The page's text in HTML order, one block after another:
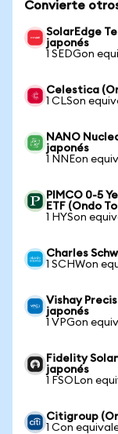
Convierte otros
SolarEdge
japonés
1 SEDGon
Celestica
1 CLSon
NANO
japonés
1 NNEon
PIMCO 0-5
ETF (Ondo
1 HYSon
Charles
1 SCHWon
Vishay
japonés
1 VPGon
Fidelity
japonés
1 FSOLon
Citigroup
1 Con